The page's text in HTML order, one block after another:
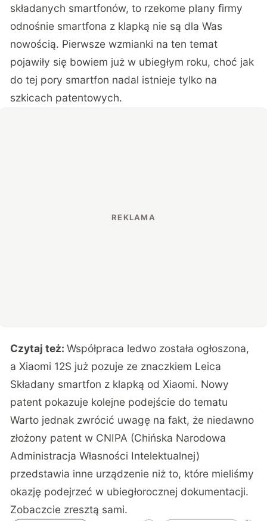
składanych smartfonów, to rzekome plany firmy
odnośnie smartfona z klapką nie są dla Was
nowością. Pierwsze wzmianki na ten temat
pojawiły się bowiem już w ubiegłym roku, choć jak
do tej pory smartfon nadal istnieje tylko na
szkicach patentowych.
Czytaj też:Współpraca ledwo została ogłoszona,
a Xiaomi 12S już pozuje ze znaczkiem Leica
Składany smartfon z klapką od Xiaomi. Nowy
patent pokazuje kolejne podejście do tematu
Warto jednak zwrócić uwagę na fakt, że niedawno
złożony patent w CNIPA (Chińska Narodowa
Administracja Własności Intelektualnej)
przedstawia inne urządzenie niż to, które mieliśmy
okazję podejrzeć w ubiegłorocznej dokumentacji.
Zobaczcie zresztą sami.